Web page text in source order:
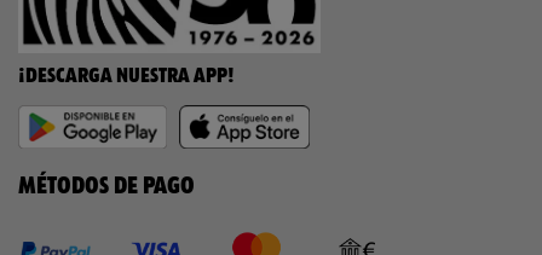
¡DESCARGA NUESTRA APP!
MÉTODOS DE PAGO